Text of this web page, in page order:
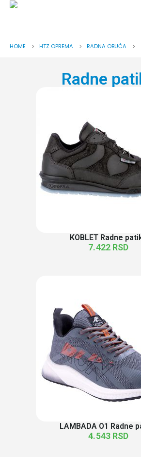
HOME HTZ OPREMA RADNA OBUĆA
Radne
KOBLET Radne
7.422 RSD
LAMBADA O1 Radne
4.543 RSD